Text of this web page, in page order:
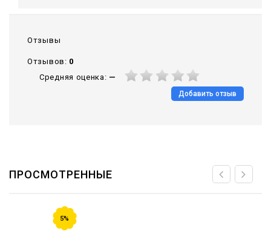
Отзывы
Отзывов: 0
Средняя оценка: —
Добавить отзыв
ПРОСМОТРЕННЫЕ
5%